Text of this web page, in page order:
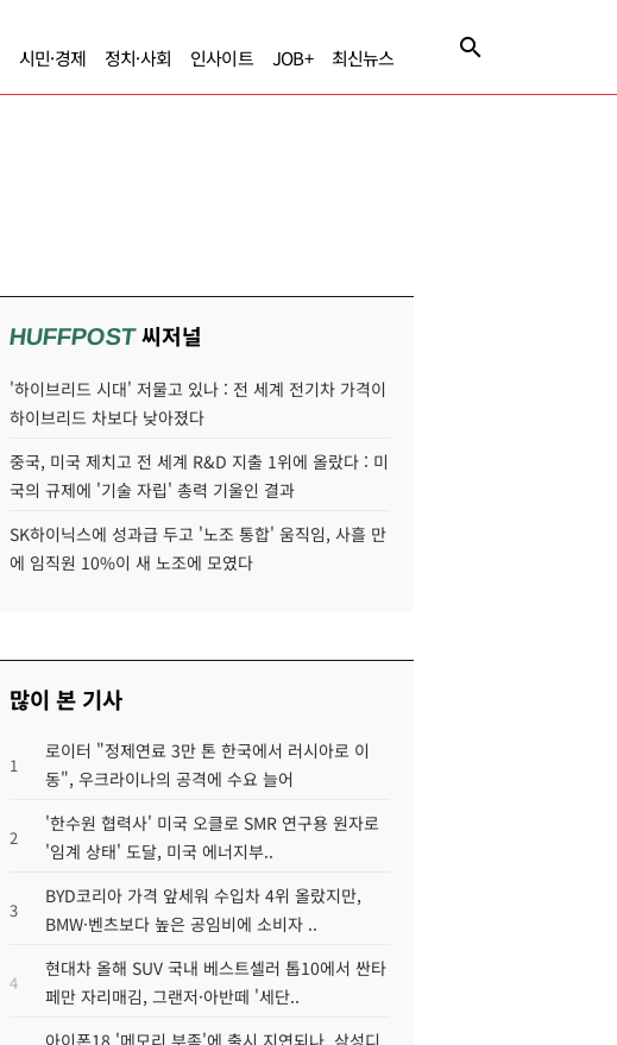
시민·경제 정치·사회 인사이트 JOB+ 최신뉴스
HUFFPOST씨저널
'하이브리드 시대' 저물고 있나 : 전 세계 전기차 가격이
하이브리드 차보다 낮아졌다
중국, 미국 제치고 전 세계 R&D 지출 1위에 올랐다 : 미
국의 규제에 '기술 자립' 총력 기울인 결과
SK하이닉스에 성과급 두고 '노조 통합' 움직임, 사흘 만
에 임직원 10%이 새 노조에 모였다
많이 본 기사
1
로이터 "정제연료 3만 톤 한국에서 러시아로 이
동", 우크라이나의 공격에 수요 늘어
2
'한수원 협력사' 미국 오클로 SMR 연구용 원자로
'임계 상태' 도달, 미국 에너지부..
3
BYD코리아 가격 앞세워 수입차 4위 올랐지만,
BMW·벤츠보다 높은 공임비에 소비자 ..
4
현대차 올해 SUV 국내 베스트셀러 톱10에서 싼타
페만 자리매김, 그랜저·아반떼 '세단..
아이폰18 '메모리 부족'에 출시 지연되나, 삼성디